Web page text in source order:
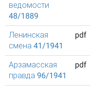
ведомости
48/1889
Ленинская
смена 41/1941
pdf
Арзамасская
правда 96/1941
pdf